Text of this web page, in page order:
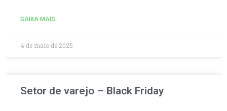
SAIBA MAIS
4 de maio de 2025
Setor de varejo – Black Friday